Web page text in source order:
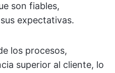
son fiables,
expectativas.
los procesos,
superior al cliente, lo